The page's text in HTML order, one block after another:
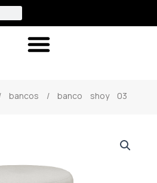
bancos / banco shoy 03